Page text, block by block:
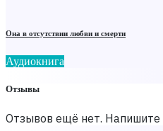
Она в отсутствии любви и смерти
Аудиокнига
Отзывы
Отзывов ещё нет.